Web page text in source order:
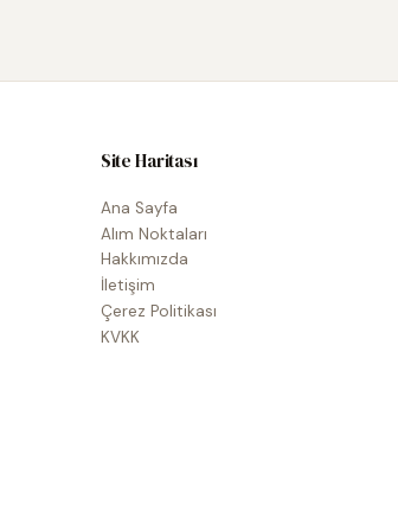
Site Haritası
Ana Sayfa
Alım Noktaları
Hakkımızda
İletişim
Çerez Politikası
KVKK